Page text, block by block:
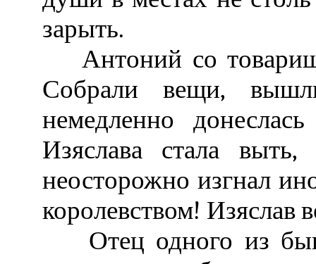
зарыть.
Антоний со
Собрали вещи,
немедленно
Изяслава стала
неосторожно изгнал
королевством! Изяслав
Отец одного из